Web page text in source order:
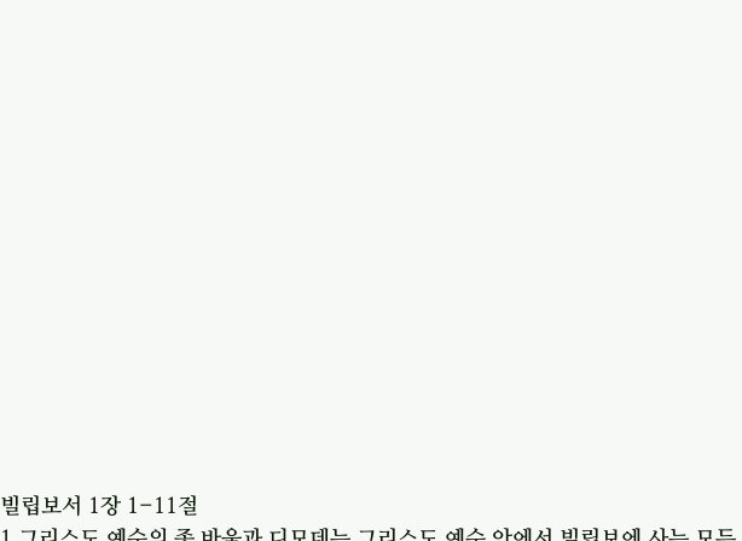
빌립보서 1장 1-11절